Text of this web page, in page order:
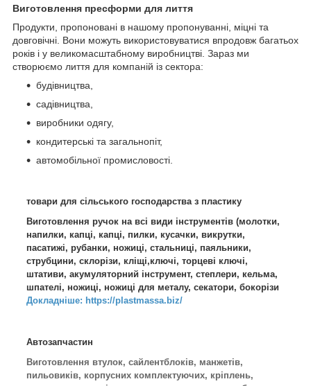
Виготовлення пресформи для лиття
Продукти, пропоновані в нашому пропонуванні, міцні та
довговічні. Вони можуть використовуватися впродовж багатьох
років і у великомасштабному виробництві. Зараз ми
створюємо лиття для компаній із сектора:
будівництва,
садівництва,
виробники одягу,
кондитерські та загальнопіт,
автомобільної промисловості.
товари для сільського господарства з пластику
Виготовлення ручок на всі види інструментів (молотки,
напилки, капці, капці, пилки, кусачки, викрутки,
пасатижі, рубанки, ножиці, стальниці, паяльники,
струбцини, склорізи, кліщі,ключі, торцеві ключі,
штативи, акумуляторний інструмент, степлери, кельма,
шпателі, ножиці, ножиці для металу, секатори, бокорізи
Докладніше: https://plastmassa.biz/
Автозапчастин
Виготовлення втулок, сайлентблоків, манжетів,
пильовиків, корпусних комплектуючих, кріплень,